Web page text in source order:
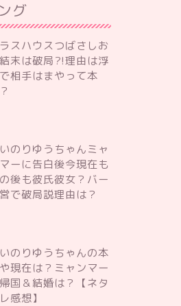
グ
スハウスつばさしお
末は破局?!理由は浮
相手はまやって本
のりゆうちゃんミャ
ーに告白後今現在も
後も彼氏彼女？バー
で破局説理由は？
のりゆうちゃんの本
現在は？ミャンマー
国＆結婚は？【ネタ
感想】